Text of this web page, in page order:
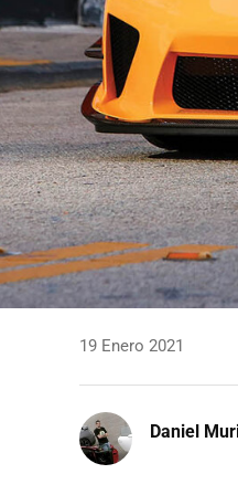
19 Enero 2021
Daniel